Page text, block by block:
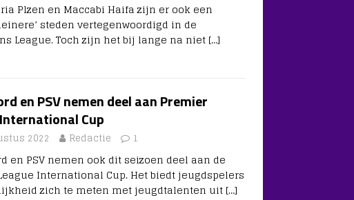
Plzen en Maccabi Haifa zijn er ook een
steden vertegenwoordigd in de
League. Toch zijn het bij lange na niet […]
en PSV nemen deel aan Premier
Cup
2022 Redactie 1
en PSV nemen ook dit seizoen deel aan de
International Cup. Het biedt jeugdspelers
zich te meten met jeugdtalenten uit […]